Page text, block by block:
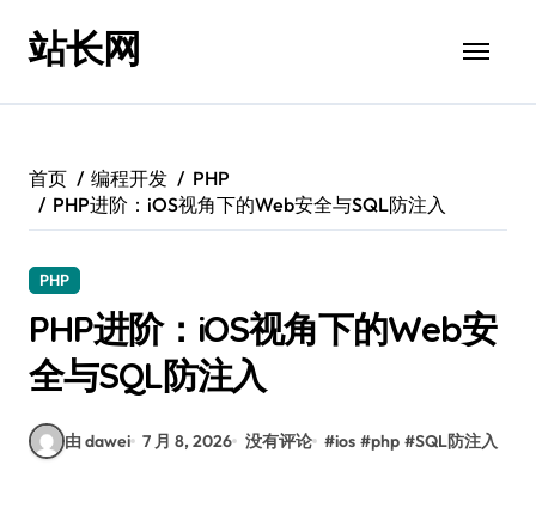
站长网
首页 编程开发
PHP
PHP进阶：iOS视角下的Web安全与SQL防注入
PHP
PHP进阶：iOS视角下的Web安
全与SQL防注入
由 dawei 7 月 8, 2026 没有评论 #ios #php #SQL防注入